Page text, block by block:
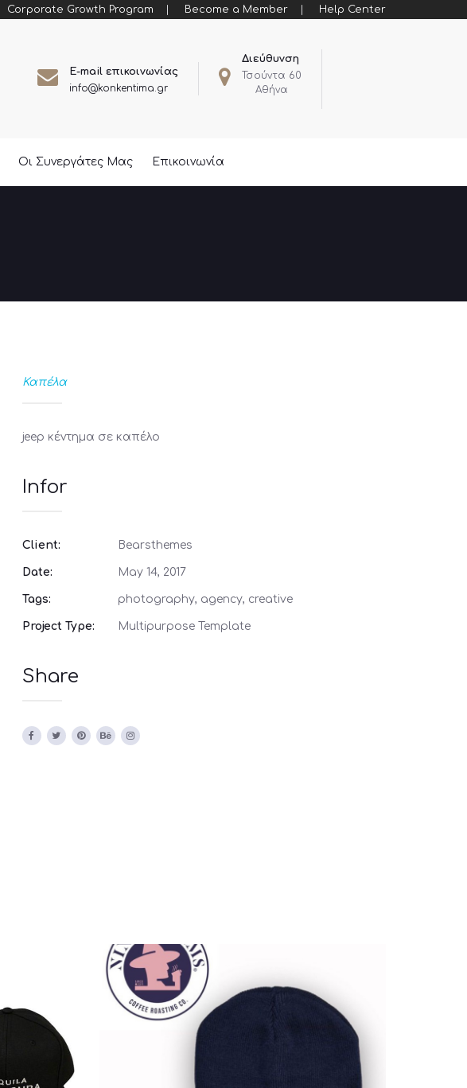
Corporate Growth Program Become a Member Help Center
E-mail επικοινωνίας
info@konkentima.gr
Διεύθυνση
Τσούντα 60
Αθήνα
Οι Συνεργάτες Μας Επικοινωνία
Καπέλα
jeep κέντημα σε καπέλο
Infor
Client: Bearsthemes
Date: May 14, 2017
Tags: photography, agency, creative
Project Type: Multipurpose Template
Share